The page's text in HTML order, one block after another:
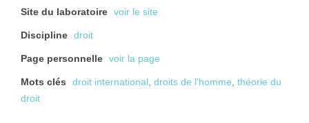
Site du laboratoire voir le site
Discipline droit
Page personnelle voir la page
Mots clés droit international , droits de l'homme, théorie du
droit